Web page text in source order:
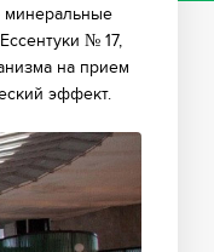
минеральные
№ 17,
на прием
эффект.